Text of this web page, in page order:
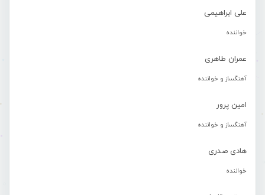
علی ابراهیمی
خواننده
عمران طاهری
آهنگساز و خواننده
امین پرور
آهنگساز و خواننده
هادی صدری
خواننده